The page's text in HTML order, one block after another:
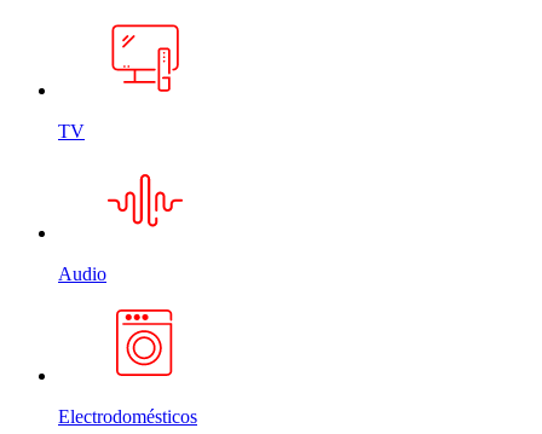
TV
Audio
Electrodomésticos